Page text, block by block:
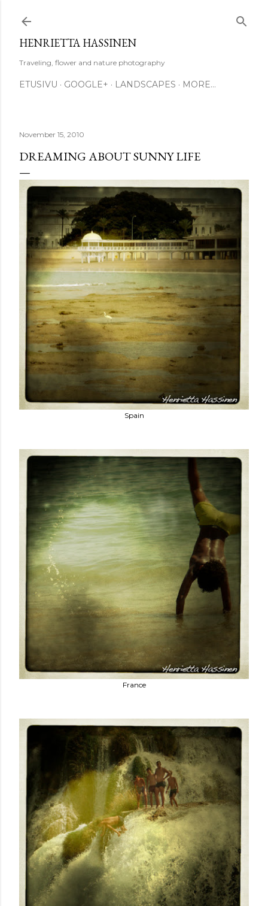
HENRIETTA HASSINEN
Traveling, flower and nature photography
ETUSIVU GOOGLE+ LANDSCAPES MORE…
November 15, 2010
DREAMING ABOUT SUNNY LIFE
Spain
France